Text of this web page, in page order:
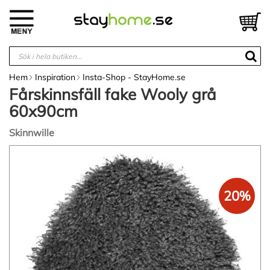
innehållet
Hem Inspiration Insta-Shop - StayHome.se
Fårskinnsfäll fake Wooly grå
60x90cm
Skinnwille
20%